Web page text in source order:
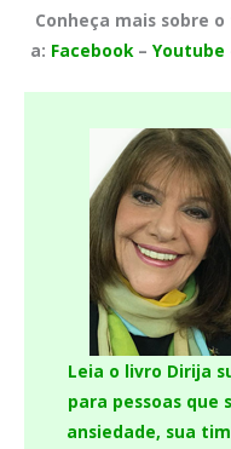
Conheça mais sobre
a: Facebook– Youtube
Leia o livro Dirija
para pessoas que
ansiedade, sua